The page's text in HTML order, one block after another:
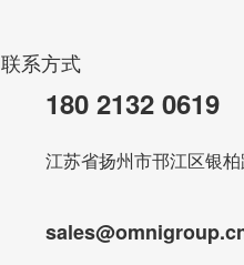
联系方式
180 2132 0619
江苏省扬州市邗江区银